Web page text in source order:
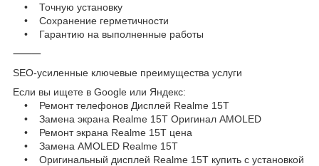
• Точную установку
• Сохранение герметичности
• Гарантию на выполненные работы
⸻
SEO-усиленные ключевые преимущества услуги
Если вы ищете в Google или Яндекс:
• Ремонт телефонов Дисплей Realme 15T
• Замена экрана Realme 15T Оригинал AMOLED
• Ремонт экрана Realme 15T цена
• Замена AMOLED Realme 15T
• Оригинальный дисплей Realme 15T купить с установкой